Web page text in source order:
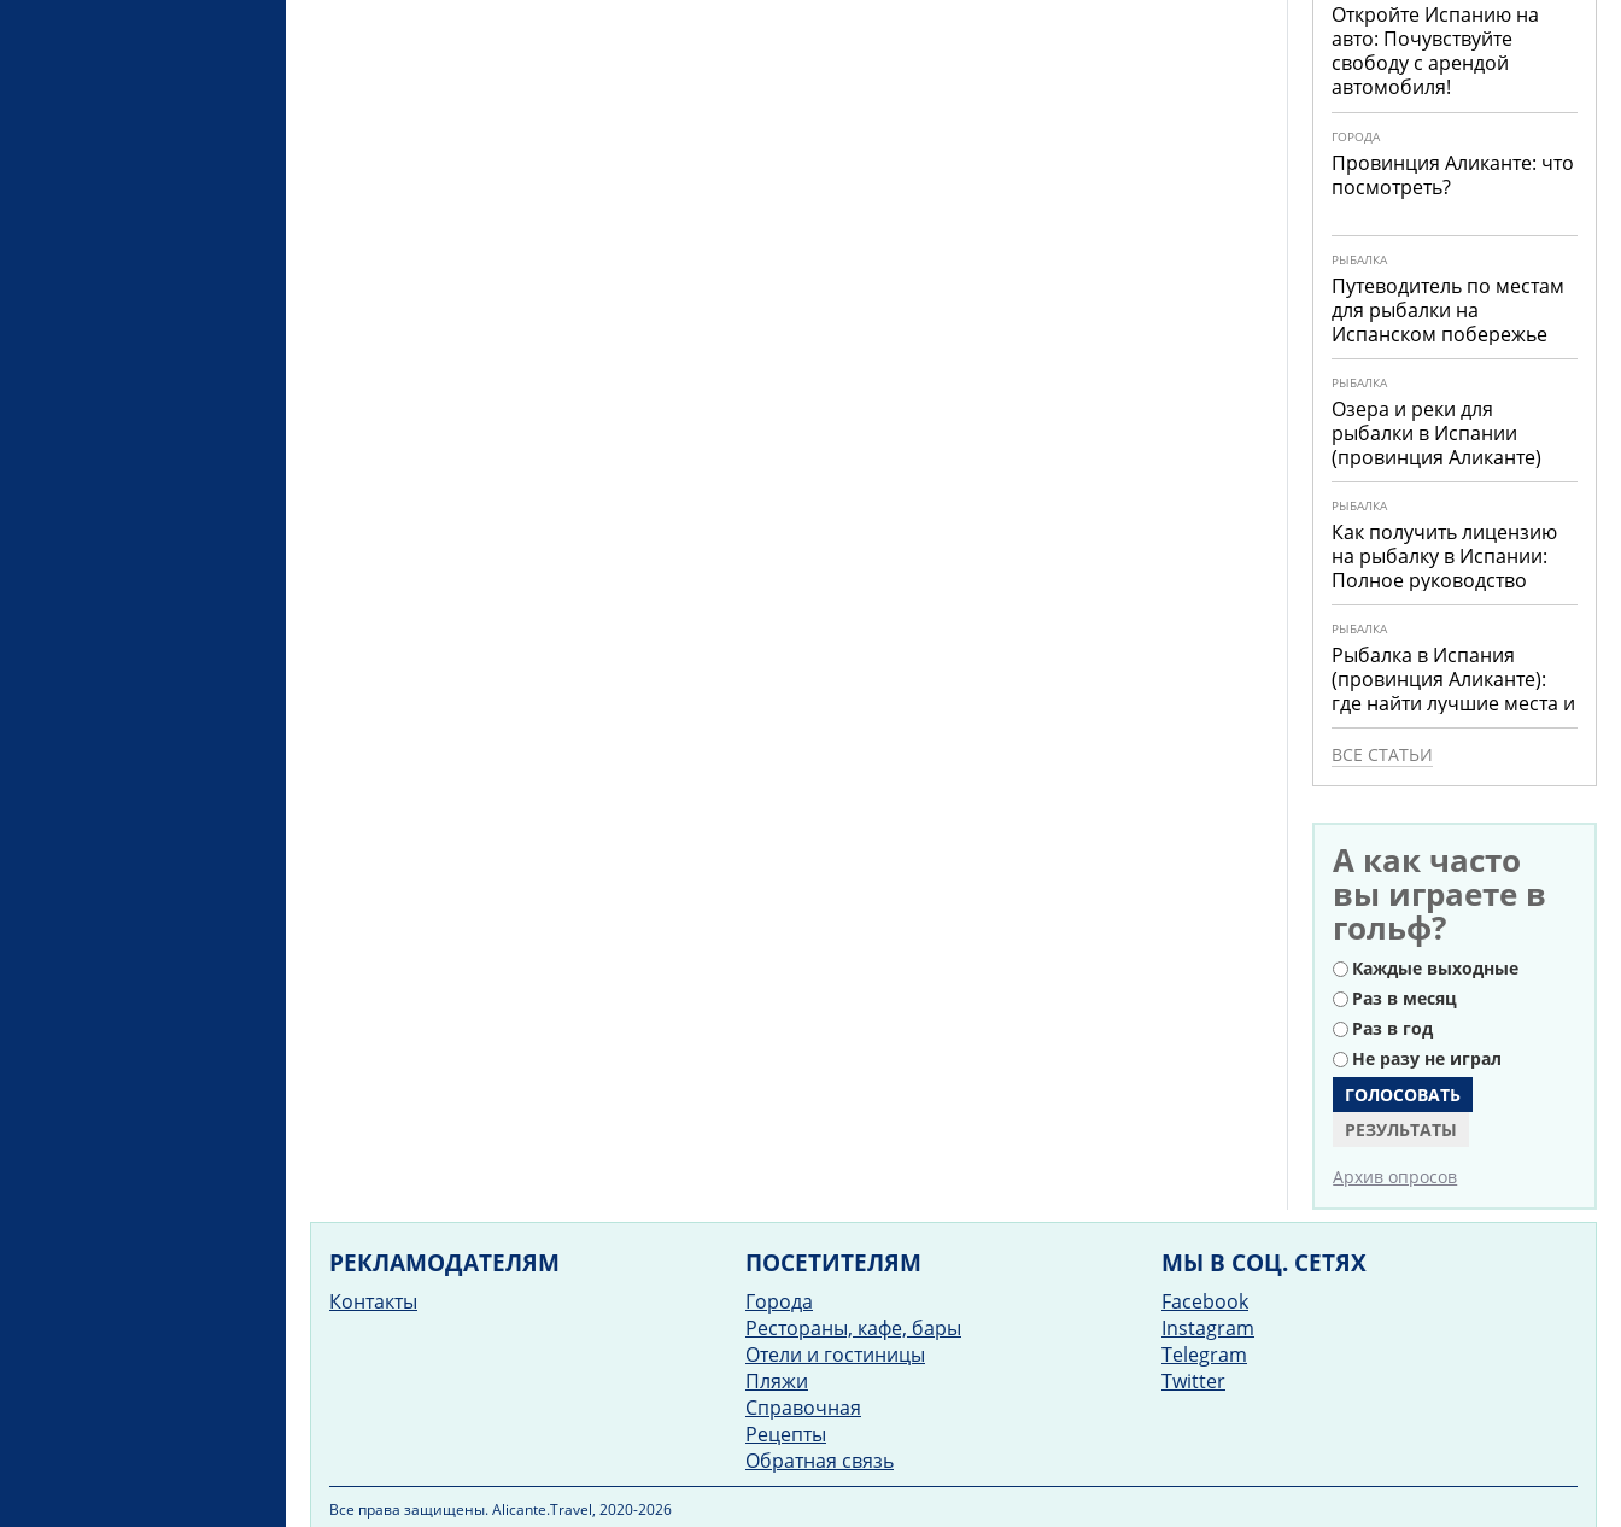
Откройте Испанию на
авто: Почувствуйте
свободу с арендой
автомобиля!
ГОРОДА
Провинция Аликанте: что
посмотреть?
РЫБАЛКА
Путеводитель по местам
для рыбалки на
Испанском побережье
РЫБАЛКА
Озера и реки для
рыбалки в Испании
(провинция Аликанте)
РЫБАЛКА
Как получить лицензию
на рыбалку в Испании:
Полное руководство
РЫБАЛКА
Рыбалка в Испания
(провинция Аликанте):
где найти лучшие места и
что ловить
ВСЕ СТАТЬИ
А как часто
вы играете в
гольф?
Варианты
Каждые выходные
Раз в месяц
Раз в год
Не разу не играл
РЕЗУЛЬТАТЫ
Архив опросов
РЕКЛАМОДАТЕЛЯМ
Контакты
ПОСЕТИТЕЛЯМ
Города
Рестораны, кафе, бары
Отели и гостиницы
Пляжи
Справочная
Рецепты
Обратная связь
МЫ В СОЦ. СЕТЯХ
Facebook
Instagram
Telegram
Twitter
Все права защищены. Alicante.Travel, 2020-2026